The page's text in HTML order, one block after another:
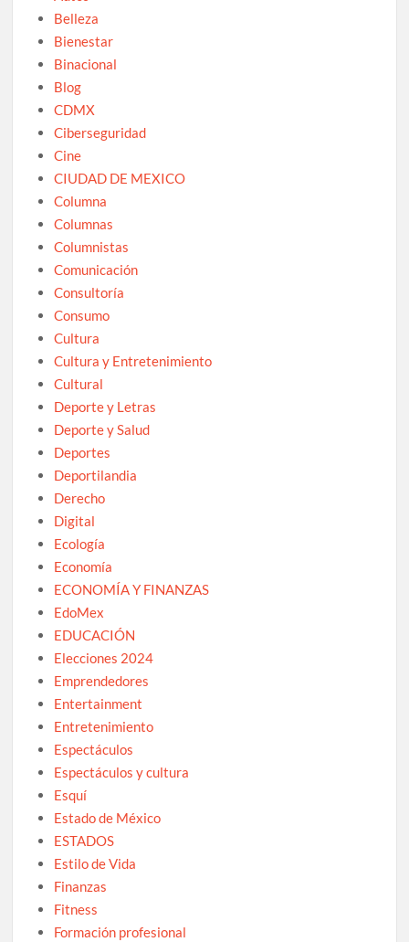
Belleza
Bienestar
Binacional
Blog
CDMX
Ciberseguridad
Cine
CIUDAD DE MEXICO
Columna
Columnas
Columnistas
Comunicación
Consultoría
Consumo
Cultura
Cultura y Entretenimiento
Cultural
Deporte y Letras
Deporte y Salud
Deportes
Deportilandia
Derecho
Digital
Ecología
Economía
ECONOMÍA Y FINANZAS
EdoMex
EDUCACIÓN
Elecciones 2024
Emprendedores
Entertainment
Entretenimiento
Espectáculos
Espectáculos y cultura
Esquí
Estado de México
ESTADOS
Estilo de Vida
Finanzas
Fitness
Formación profesional